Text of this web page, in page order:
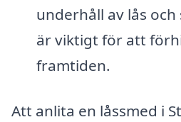
underhåll av lås
är viktigt för att
framtiden.
Att anlita en låssmed i